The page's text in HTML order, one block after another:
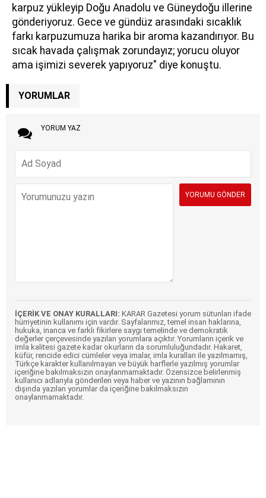
karpuz yükleyip Doğu Anadolu ve Güneydoğu illerine
gönderiyoruz. Gece ve gündüz arasındaki sıcaklık
farkı karpuzumuza harika bir aroma kazandırıyor. Bu
sıcak havada çalışmak zorundayız; yorucu oluyor
ama işimizi severek yapıyoruz" diye konuştu.
YORUMLAR
YORUM YAZ
İÇERİK VE ONAY KURALLARI: KARAR Gazetesi yorum sütunları ifade
hürriyetinin kullanımı için vardır. Sayfalarımız, temel insan haklarına,
hukuka, inanca ve farklı fikirlere saygı temelinde ve demokratik
değerler çerçevesinde yazılan yorumlara açıktır. Yorumların içerik ve
imla kalitesi gazete kadar okurların da sorumluluğundadır. Hakaret,
küfür, rencide edici cümleler veya imalar, imla kuralları ile yazılmamış,
Türkçe karakter kullanılmayan ve büyük harflerle yazılmış yorumlar
içeriğine bakılmaksızın onaylanmamaktadır. Özensizce belirlenmiş
kullanıcı adlarıyla gönderilen veya haber ve yazının bağlamının
dışında yazılan yorumlar da içeriğine bakılmaksızın
onaylanmamaktadır.